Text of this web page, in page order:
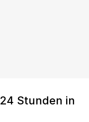
Stunden in